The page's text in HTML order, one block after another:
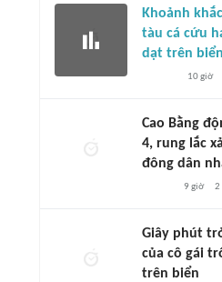
Khoảnh
tàu cá cứu
dạt trên
10 giờ
Cao Bằng
4, rung lắc
đông dân
9 giờ 2
Giây phút
của cô gái
trên biển